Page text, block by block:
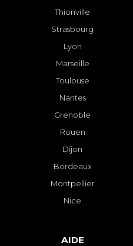
Thionville
Strasbourg
Lyon
Marseille
Toulouse
Nantes
Grenoble
Rouen
Dijon
Bordeaux
Montpellier
Nice
AIDE